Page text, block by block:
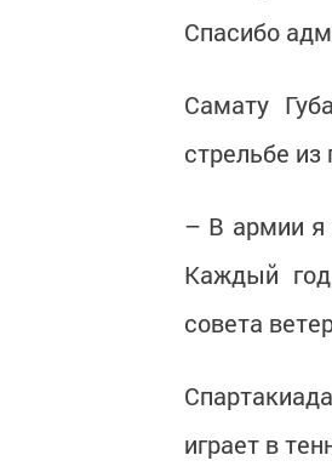
Спасибо
Самату
стрельбе
– В армии я
Каждый
совета
играет в